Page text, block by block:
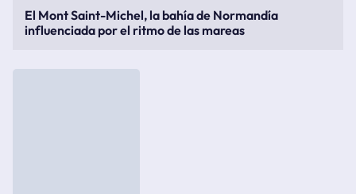
El Mont Saint-Michel, la bahía de Normandía
influenciada por el ritmo de las mareas